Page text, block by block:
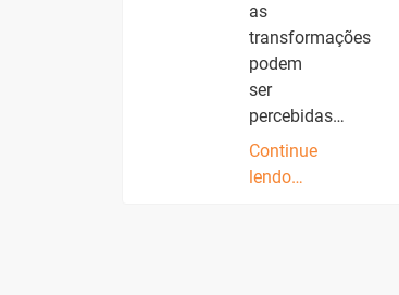
as
transformações
podem
ser
percebidas…
Continue
lendo…